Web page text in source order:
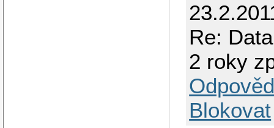
Re:
2 roky
Blokovat